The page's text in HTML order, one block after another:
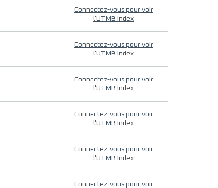
Connectez-vous pour voir
l'UTMB Index
Connectez-vous pour voir
l'UTMB Index
Connectez-vous pour voir
l'UTMB Index
Connectez-vous pour voir
l'UTMB Index
Connectez-vous pour voir
l'UTMB Index
Connectez-vous pour voir